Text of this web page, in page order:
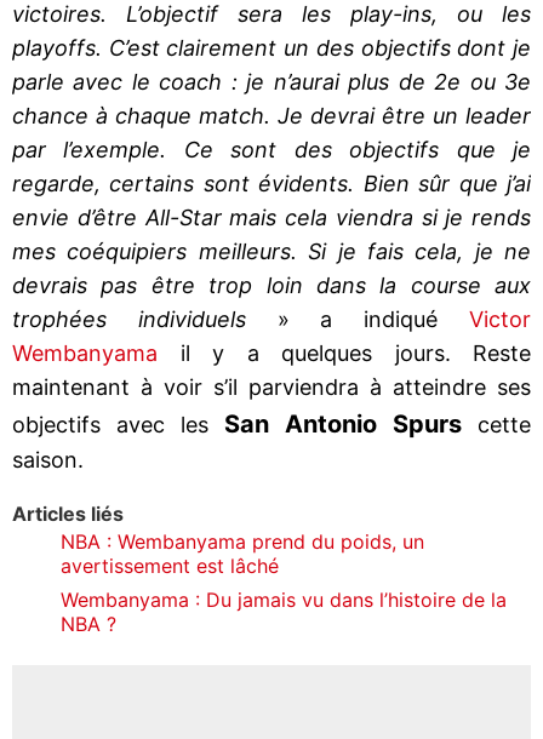
victoires. L’objectif sera les play-ins, ou les
playoffs. C’est clairement un des objectifs dont je
parle avec le coach : je n’aurai plus de 2e ou 3e
chance à chaque match. Je devrai être un leader
par l’exemple. Ce sont des objectifs que je
regarde, certains sont évidents. Bien sûr que j’ai
envie d’être All-Star mais cela viendra si je rends
mes coéquipiers meilleurs. Si je fais cela, je ne
devrais pas être trop loin dans la course aux
trophées individuels» a indiquéVictor
Wembanyama il y a quelques jours. Reste
maintenant à voir s’il parviendra à atteindre ses
objectifs avec les San Antonio Spurs cette
saison.
Articles liés
NBA : Wembanyama prend du poids, un
avertissement est lâché
Wembanyama : Du jamais vu dans l’histoire de la
NBA ?